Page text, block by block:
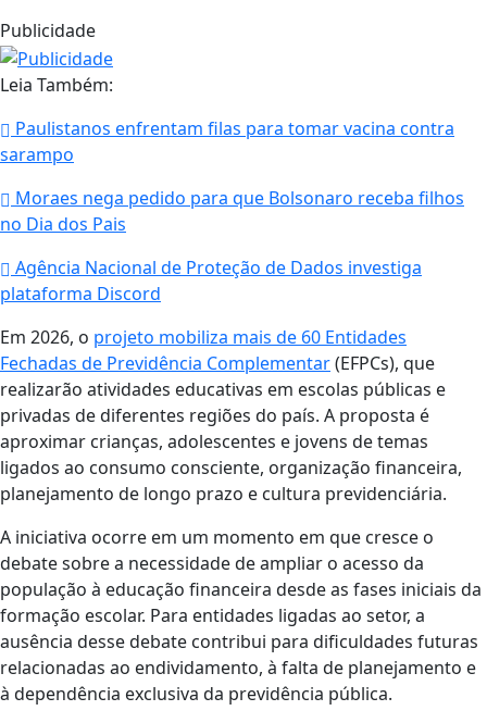
Publicidade
Leia Também:
Paulistanos enfrentam filas para tomar vacina contra
sarampo
Moraes nega pedido para que Bolsonaro receba filhos
no Dia dos Pais
Agência Nacional de Proteção de Dados investiga
plataforma Discord
Em 2026, o projeto mobiliza mais de 60 Entidades
Fechadas de Previdência Complementar(EFPCs), que
realizarão atividades educativas em escolas públicas e
privadas de diferentes regiões do país. A proposta é
aproximar crianças, adolescentes e jovens de temas
ligados ao consumo consciente, organização financeira,
planejamento de longo prazo e cultura previdenciária.
A iniciativa ocorre em um momento em que cresce o
debate sobre a necessidade de ampliar o acesso da
população à educação financeira desde as fases iniciais da
formação escolar. Para entidades ligadas ao setor, a
ausência desse debate contribui para dificuldades futuras
relacionadas ao endividamento, à falta de planejamento e
à dependência exclusiva da previdência pública.